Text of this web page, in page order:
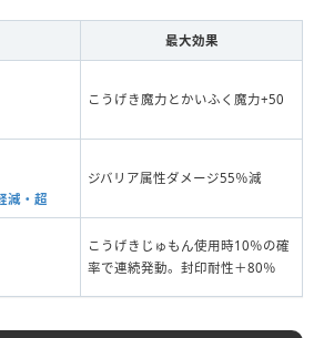
最大効果
こうげき魔力とかいふく魔力+50
減・超
ジバリア属性ダメージ55％減
こうげきじゅもん使用時10％の確
率で連続発動。封印耐性＋80％